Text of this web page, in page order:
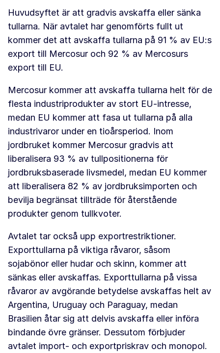
Huvudsyftet är att gradvis avskaffa eller sänka
tullarna. När avtalet har genomförts fullt ut
kommer det att avskaffa tullarna på 91 % av EU:s
export till Mercosur och 92 % av Mercosurs
export till EU.
Mercosur kommer att avskaffa tullarna helt för de
flesta industriprodukter av stort EU-intresse,
medan EU kommer att fasa ut tullarna på alla
industrivaror under en tioårsperiod. Inom
jordbruket kommer Mercosur gradvis att
liberalisera 93 % av tullpositionerna för
jordbruksbaserade livsmedel, medan EU kommer
att liberalisera 82 % av jordbruksimporten och
bevilja begränsat tillträde för återstående
produkter genom tullkvoter.
Avtalet tar också upp exportrestriktioner.
Exporttullarna på viktiga råvaror, såsom
sojabönor eller hudar och skinn, kommer att
sänkas eller avskaffas. Exporttullarna på vissa
råvaror av avgörande betydelse avskaffas helt av
Argentina, Uruguay och Paraguay, medan
Brasilien åtar sig att delvis avskaffa eller införa
bindande övre gränser. Dessutom förbjuder
avtalet import- och exportpriskrav och monopol.